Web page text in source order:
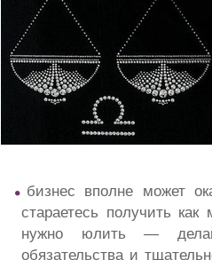
бизнес вполне может
стараетесь получить
нужно юлить —
обязательства и